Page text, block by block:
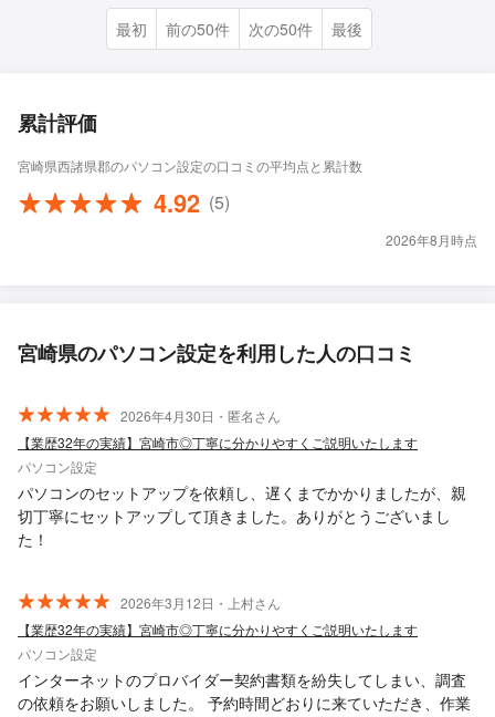
最初 前の50件 次の50件 最後
累計評価
宮崎県西諸県郡のパソコン設定の口コミの平均点と累計数
4.92 (5)
2026年8月時点
宮崎県のパソコン設定を利用した人の口コミ
2026年4月30日・匿名さん
【業歴32年の実績】宮崎市◎丁寧に分かりやすくご説明いたします
パソコン設定
パソコンのセットアップを依頼し、遅くまでかかりましたが、親
切丁寧にセットアップして頂きました。ありがとうございまし
た！
2026年3月12日・上村さん
【業歴32年の実績】宮崎市◎丁寧に分かりやすくご説明いたします
パソコン設定
インターネットのプロバイダー契約書類を紛失してしまい、調査
の依頼をお願いしました。 予約時間どおりに来ていただき、作業